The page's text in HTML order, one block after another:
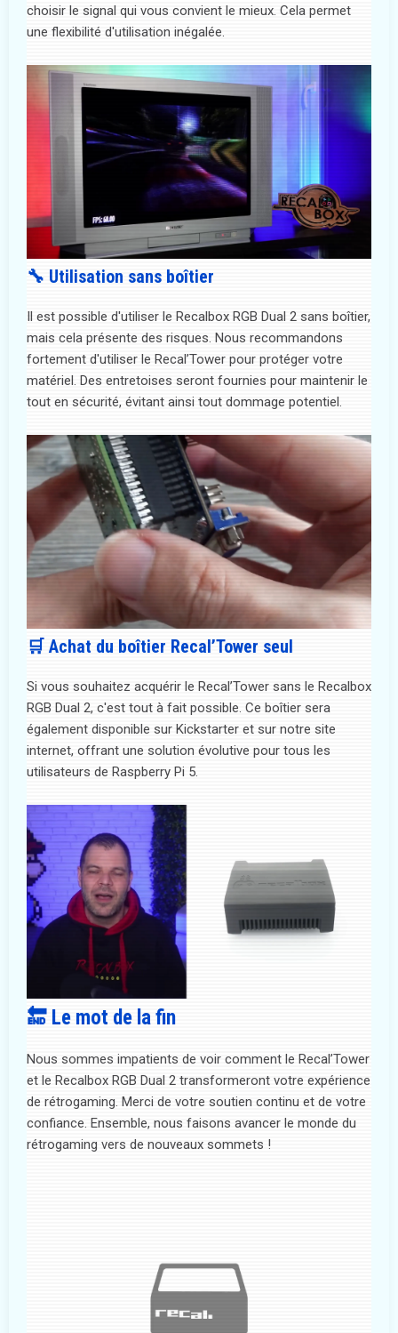
choisir le signal qui vous convient le mieux. Cela permet
une flexibilité d'utilisation inégalée.
🔧 Utilisation sans boîtier
Il est possible d'utiliser le Recalbox RGB Dual 2 sans boîtier,
mais cela présente des risques. Nous recommandons
fortement d'utiliser le Recal’Tower pour protéger votre
matériel. Des entretoises seront fournies pour maintenir le
tout en sécurité, évitant ainsi tout dommage potentiel.
🛒 Achat du boîtier Recal’Tower seul
Si vous souhaitez acquérir le Recal’Tower sans le Recalbox
RGB Dual 2, c'est tout à fait possible. Ce boîtier sera
également disponible sur Kickstarter et sur notre site
internet, offrant une solution évolutive pour tous les
utilisateurs de Raspberry Pi 5.
🔚 Le mot de la fin
Nous sommes impatients de voir comment le Recal’Tower
et le Recalbox RGB Dual 2 transformeront votre expérience
de rétrogaming. Merci de votre soutien continu et de votre
confiance. Ensemble, nous faisons avancer le monde du
rétrogaming vers de nouveaux sommets !